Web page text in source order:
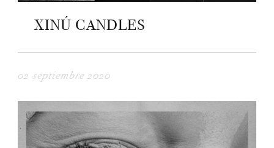
XINÚ CANDLES
02 septiembre 2020